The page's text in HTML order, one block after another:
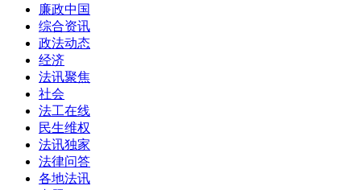
廉政中国
综合资讯
政法动态
经济
法讯聚焦
社会
法工在线
民生维权
法讯独家
法律问答
各地法讯